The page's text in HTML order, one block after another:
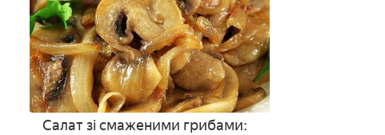
Салат зі смаженими грибами: